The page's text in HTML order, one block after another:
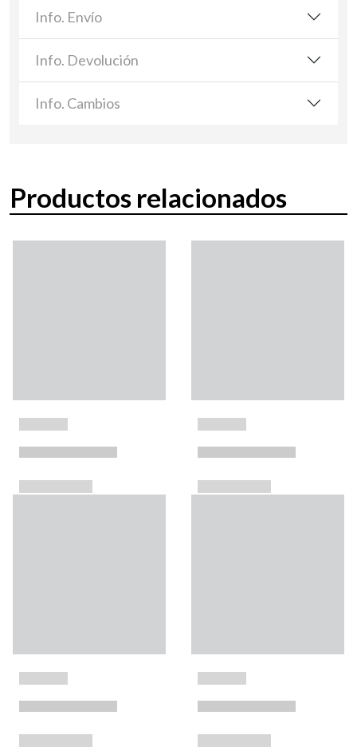
Info. Envío
Info. Devolución
Info. Cambios
Productos relacionados